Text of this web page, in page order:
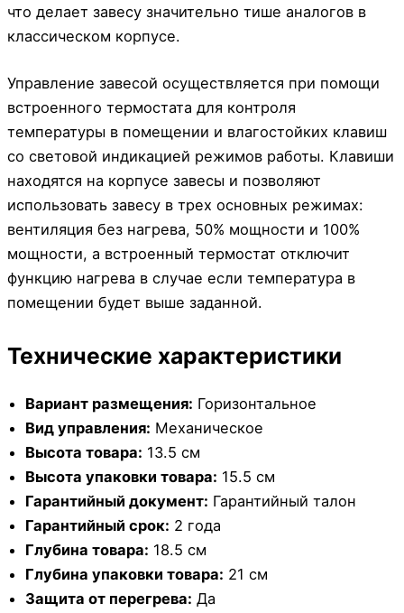
что делает завесу значительно тише аналогов в
классическом корпусе.
Управление завесой осуществляется при помощи
встроенного термостата для контроля
температуры в помещении и влагостойких клавиш
со световой индикацией режимов работы. Клавиши
находятся на корпусе завесы и позволяют
использовать завесу в трех основных режимах:
вентиляция без нагрева, 50% мощности и 100%
мощности, а встроенный термостат отключит
функцию нагрева в случае если температура в
помещении будет выше заданной.
Технические характеристики
Вариант размещения: Горизонтальное
Вид управления: Механическое
Высота товара: 13.5 см
Высота упаковки товара: 15.5 см
Гарантийный документ: Гарантийный талон
Гарантийный срок: 2 года
Глубина товара: 18.5 см
Глубина упаковки товара: 21 см
Защита от перегрева: Да